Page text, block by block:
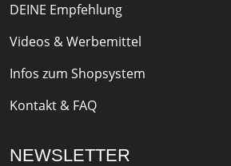
DEINE Empfehlung
Videos & Werbemittel
Infos zum Shopsystem
Kontakt & FAQ
NEWSLETTER